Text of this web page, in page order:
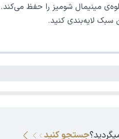
مینیمال شومیز را حفظ می‌کند.
سبک لایه‌بندی کنید.
جستجو کنید